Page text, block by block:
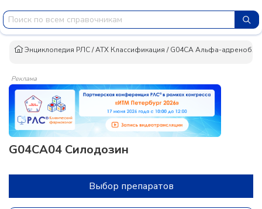
Энциклопедия РЛС/АТХ Классификация /G04CA Альфа-
Реклама
G04CA04 Силодозин
Выбор препаратов